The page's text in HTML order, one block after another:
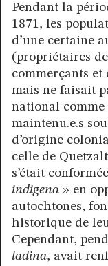
Pendant la
1871, les
d’une certaine
(propriétaires
commerçants et
mais ne faisait
national comme
maintenu.e.s
d’origine
celle de
s’était
indigena » en
autochtones,
historique de
Cependant,
ladina, avait